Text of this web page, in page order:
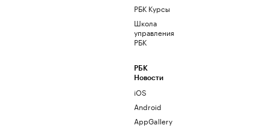
РБК Курсы
Школа
управления
РБК
РБК
Новости
iOS
Android
AppGallery